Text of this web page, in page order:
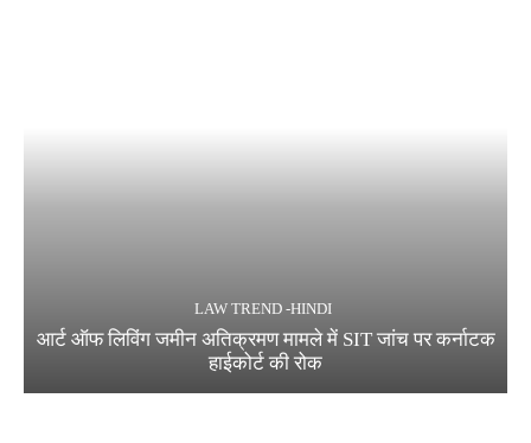
LAW TREND -HINDI
आर्ट ऑफ लिविंग जमीन अतिक्रमण मामले में SIT जांच पर कर्नाटक
हाईकोर्ट की रोक